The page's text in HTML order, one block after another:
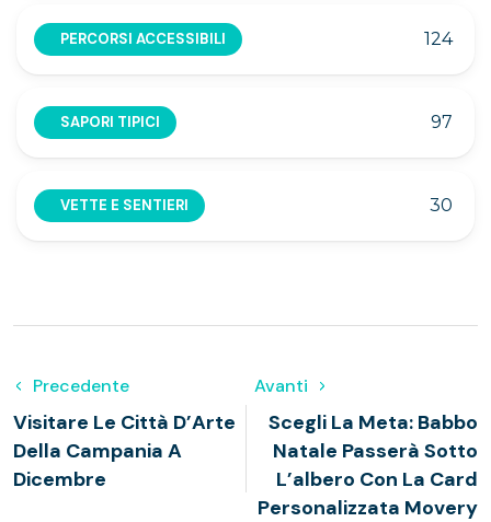
PERCORSI ACCESSIBILI 124
SAPORI TIPICI 97
VETTE E SENTIERI 30
Precedente
Visitare Le Città D’Arte
Della Campania A
Dicembre
Avanti
Scegli La Meta: Babbo
Natale Passerà Sotto
L’albero Con La Card
Personalizzata Movery